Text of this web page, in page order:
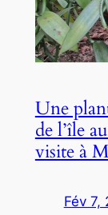
Une
de l’île
visite à
Fév 7,